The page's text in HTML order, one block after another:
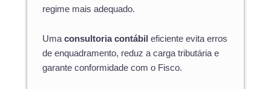
regime mais adequado.
Uma consultoria contábil eficiente evita erros
de enquadramento, reduz a carga tributária e
garante conformidade com o Fisco.